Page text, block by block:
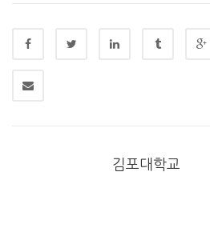
김포대학교